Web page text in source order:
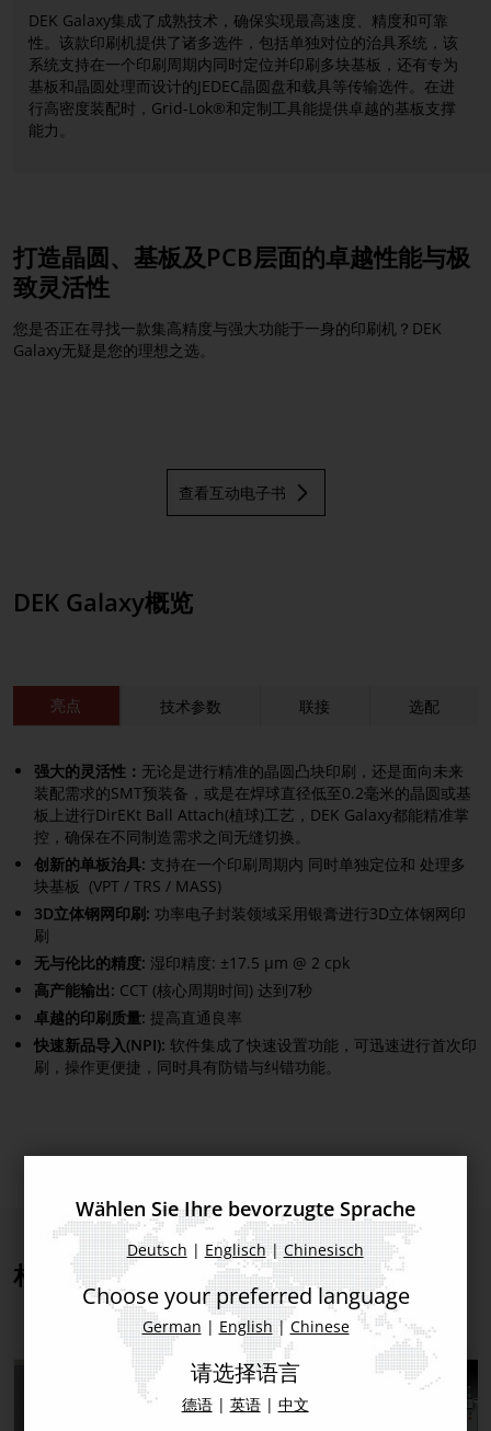
DEK Galaxy集成了成熟技术，确保实现最高速度、精度和可靠
性。该款印刷机提供了诸多选件，包括单独对位的治具系统，该
系统支持在一个印刷周期内同时定位并印刷多块基板，还有专为
基板和晶圆处理而设计的JEDEC晶圆盘和载具等传输选件。在进
行高密度装配时，Grid-Lok®和定制工具能提供卓越的基板支撑
能力。
打造晶圆、基板及PCB层面的卓越性能与极
致灵活性
您是否正在寻找一款集高精度与强大功能于一身的印刷机？DEK
Galaxy无疑是您的理想之选。
查看互动电子书
DEK Galaxy概览
亮点 技术参数 联接 选配
强大的灵活性： 无论是进行精准的晶圆凸块印刷，还是面向未来
装配需求的SMT预装备，或是在焊球直径低至0.2毫米的晶圆或基
板上进行DirEKt Ball Attach(植球)工艺，DEK Galaxy都能精准掌
控，确保在不同制造需求之间无缝切换。
创新的单板治具: 支持在一个印刷周期内 同时单独定位和 处理多
块基板 (VPT / TRS / MASS)
3D立体钢网印刷: 功率电子封装领域采用银膏进行3D立体钢网印
刷
无与伦比的精度: 湿印精度: ±17.5 µm @ 2 cpk
高产能输出: CCT (核心周期时间) 达到7秒
卓越的印刷质量: 提高直通良率
快速新品导入(NPI): 软件集成了快速设置功能，可迅速进行首次印
刷，操作更便捷，同时具有防错与纠错功能。
相关主题
Wählen Sie Ihre bevorzugte Sprache
Deutsch | Englisch |Chinesisch
Choose your preferred language
German | English| Chinese
请选择语言
德语 | 英语 | 中文